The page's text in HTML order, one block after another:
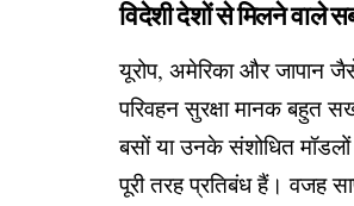
विदेशी देशों से मिलने वाले
यूरोप, अमेरिका और जापान
परिवहन सुरक्षा मानक बहुत
बसों या उनके संशोधित
पूरी तरह प्रतिबंध हैं। वजह